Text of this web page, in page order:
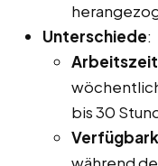
Unterschiede:
Arbeitszeit
bis 30